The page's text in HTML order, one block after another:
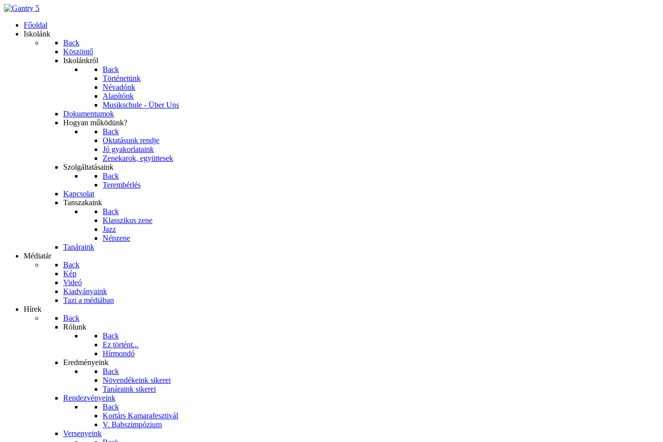
Főoldal
Iskolánk
Back
Köszöntő
Iskolánkról
Back
Történetünk
Névadónk
Alapítónk
Musikschule - Über Uns
Dokumentumok
Hogyan működünk?
Back
Oktatásunk rendje
Jó gyakorlataink
Zenekarok, együttesek
Szolgáltatásaink
Back
Terembérlés
Kapcsolat
Tanszakaink
Back
Klasszikus zene
Jazz
Népzene
Tanáraink
Médiatár
Back
Kép
Videó
Kiadványaink
Tazi a médiában
Hírek
Back
Rólunk
Back
Ez történt...
Hírmondó
Eredményeink
Back
Növendékeink sikerei
Tanáraink sikerei
Rendezvényeink
Back
Kortárs Kamarafesztivál
V. Babszimpózium
Versenyeink